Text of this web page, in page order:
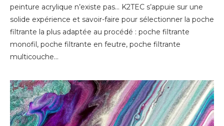
peinture acrylique n’existe pas… K2TEC s’appuie sur une
solide expérience et savoir-faire pour sélectionner la poche
filtrante la plus adaptée au procédé : poche filtrante
monofil, poche filtrante en feutre, poche filtrante
multicouche…